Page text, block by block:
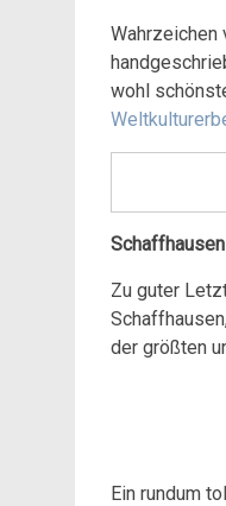
Wahrzeichen
wohl
Schaffhausen
Zu guter
der größten
Ein rundum